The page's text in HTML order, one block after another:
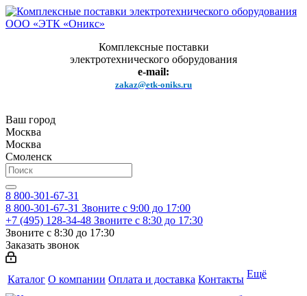
Комплексные поставки
электротехнического оборудования
e-mail:
zakaz@etk-oniks.ru
Ваш город
Москва
Москва
Смоленск
8 800-301-67-31
8 800-301-67-31 Звоните с 9:00 до 17:00
+7 (495) 128-34-48 Звоните с 8:30 до 17:30
Звоните с 8:30 до 17:30
Заказать звонок
Каталог О компании Оплата и доставка Контакты Ещё